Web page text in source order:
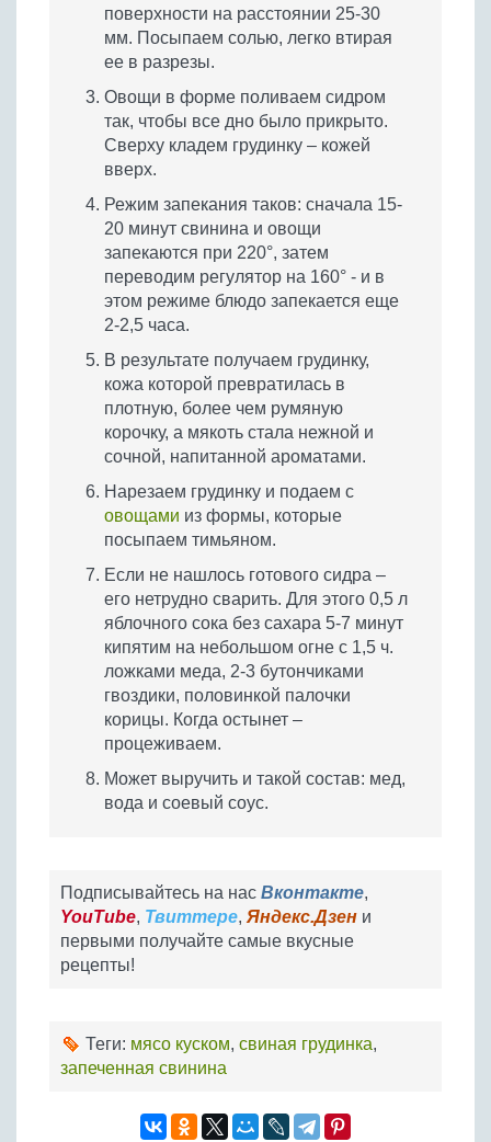
поверхности на расстоянии 25-30
мм. Посыпаем солью, легко втирая
ее в разрезы.
Овощи в форме поливаем сидром
так, чтобы все дно было прикрыто.
Сверху кладем грудинку – кожей
вверх.
Режим запекания таков: сначала 15-
20 минут свинина и овощи
запекаются при 220°, затем
переводим регулятор на 160° - и в
этом режиме блюдо запекается еще
2-2,5 часа.
В результате получаем грудинку,
кожа которой превратилась в
плотную, более чем румяную
корочку, а мякоть стала нежной и
сочной, напитанной ароматами.
Нарезаем грудинку и подаем с
овощами из формы, которые
посыпаем тимьяном.
Если не нашлось готового сидра –
его нетрудно сварить. Для этого 0,5 л
яблочного сока без сахара 5-7 минут
кипятим на небольшом огне с 1,5 ч.
ложками меда, 2-3 бутончиками
гвоздики, половинкой палочки
корицы. Когда остынет –
процеживаем.
Может выручить и такой состав: мед,
вода и соевый соус.
Подписывайтесь на нас Вконтакте,
YouTube, Твиттере, Яндекс.Дзен и
первыми получайте самые вкусные
рецепты!
Теги: мясо куском, свиная грудинка,
запеченная свинина